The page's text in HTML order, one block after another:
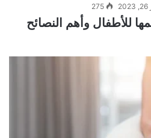
275
للأطفال وأهم النصائح